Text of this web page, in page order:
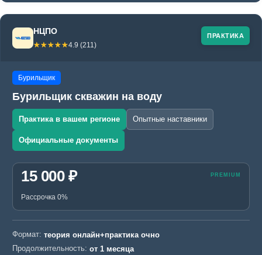
ПРАКТИКА
НЦПО
☆☆☆☆☆
★★★★★4.9 (211)
Бурильщик
Бурильщик скважин на воду
Практика в вашем регионе Опытные наставники
Официальные документы
15 000 ₽
Рассрочка 0%
Формат: теория онлайн+практика очно
Продолжительность: от 1 месяца